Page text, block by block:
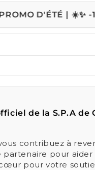
| ☀️ ✨ -10% sur
de la S.P.A de
contribuez à
pour aider
pour votre